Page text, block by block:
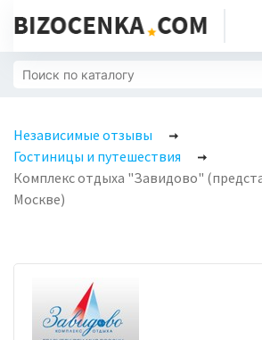
Независимые отзывы
Гостиницы и путешествия
Комплекс отдыха "Завидово"
Москве)